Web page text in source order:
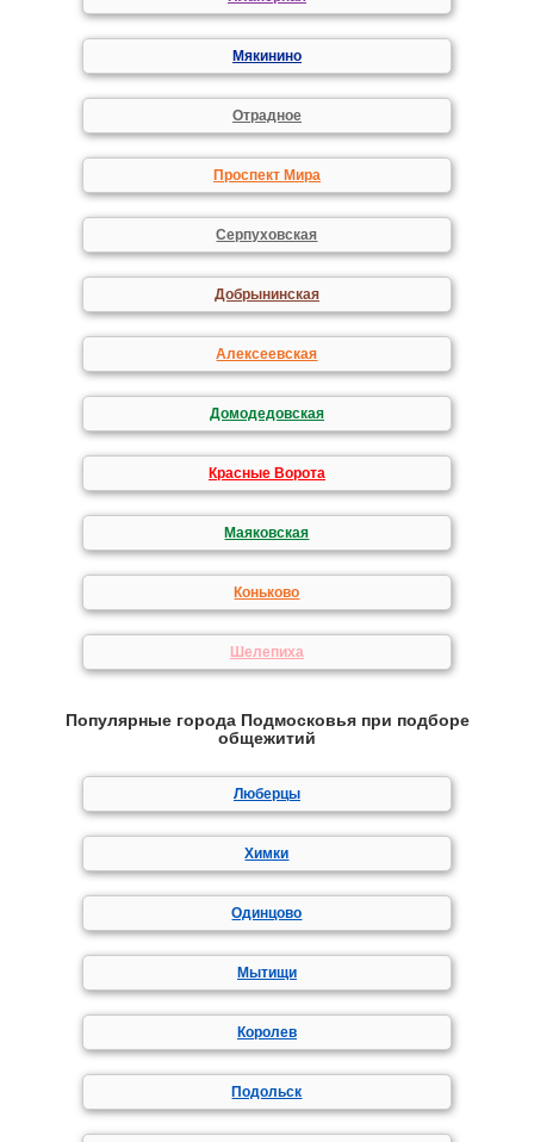
Мякинино
Отрадное
Проспект Мира
Серпуховская
Добрынинская
Алексеевская
Домодедовская
Красные Ворота
Маяковская
Коньково
Шелепиха
Популярные города Подмосковья при подборе
общежитий
Люберцы
Химки
Одинцово
Мытищи
Королев
Подольск